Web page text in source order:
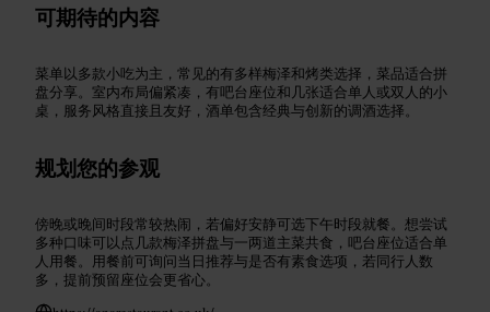
可期待的内容
菜单以多款小吃为主，常见的有多样梅泽和烤类选择，菜品适合拼
盘分享。室内布局偏紧凑，有吧台座位和几张适合单人或双人的小
桌，服务风格直接且友好，酒单包含经典与创新的调酒选择。
规划您的参观
傍晚或晚间时段常较热闹，若偏好安静可选下午时段就餐。想尝试
多种口味可以点几款梅泽拼盘与一两道主菜共食，吧台座位适合单
人用餐。用餐前可询问当日推荐与是否有素食选项，若同行人数
多，提前预留座位会更省心。